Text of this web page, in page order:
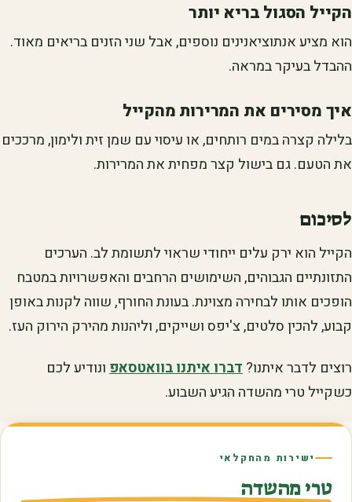
הקייל הסגול בריא יותר
הוא מציע אנתוציאנינים נוספים, אבל שני הזנים בריאים מאוד.
ההבדל בעיקר במראה.
איך מסירים את המרירות מהקייל
בלילה קצרה במים רותחים, או עיסוי עם שמן זית ולימון, מרככים
את הטעם. גם בישול קצר מפחית את המרירות.
לסיכום
הקייל הוא ירק עלים ייחודי שראוי לתשומת לב. הערכים
התזונתיים הגבוהים, השימושים הרחבים והאפשרויות במטבח
הופכים אותו לבחירה מצוינת. בעונת החורף, שווה לקנות באופן
קבוע, להכין סלטים, צ'יפס ושייקים, וליהנות מהירק הירוק העז.
רוצים לדבר איתנו?דברו איתנו בוואטסאפונודיע לכם
כשקייל טרי מהשדה הגיע השבוע.
ישירות מהחקלאי
טרי מהשדה